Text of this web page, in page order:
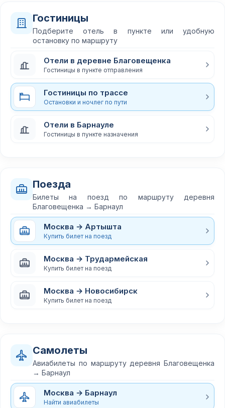
Гостиницы
Подберите отель в пункте или удобную
остановку по маршруту
Отели в деревне Благовещенка
Гостиницы в пункте отправления
Гостиницы по трассе
Остановки и ночлег по пути
Отели в Барнауле
Гостиницы в пункте назначения
Поезда
Билеты на поезд по маршруту деревня
Благовещенка → Барнаул
Москва → Артышта
Купить билет на поезд
Москва → Трудармейская
Купить билет на поезд
Москва → Новосибирск
Купить билет на поезд
Самолеты
Авиабилеты по маршруту деревня Благовещенка
→ Барнаул
Москва → Барнаул
Найти авиабилеты